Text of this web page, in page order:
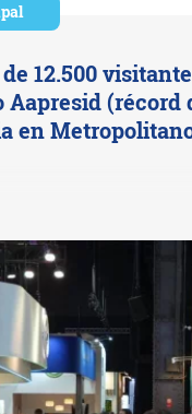
12.500
Aapresid (récord
en